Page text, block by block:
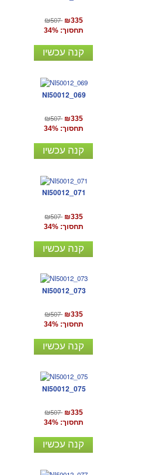
₪507 ₪335
תחסוך: 34%
קנה עכשיו
NI50012_069
₪507 ₪335
תחסוך: 34%
קנה עכשיו
NI50012_071
₪507 ₪335
תחסוך: 34%
קנה עכשיו
NI50012_073
₪507 ₪335
תחסוך: 34%
קנה עכשיו
NI50012_075
₪507 ₪335
תחסוך: 34%
קנה עכשיו